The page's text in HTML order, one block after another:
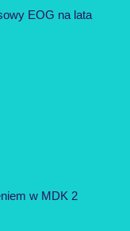
EOG na lata
w MDK 2